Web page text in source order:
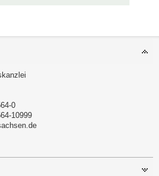
0
10999